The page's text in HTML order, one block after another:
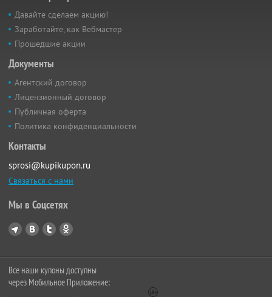
Давайте сделаем акцию!
Заработайте, как Вебмастер
Прошедшие акции
Документы
Агентский договор
Лицензионный договор
Публичная оферта
Политика конфиденциальности
Контакты
sprosi@kupikupon.ru
Связаться с нами
Мы в Соцсетях
Все наши купоны доступны
через Мобильное Приложение: